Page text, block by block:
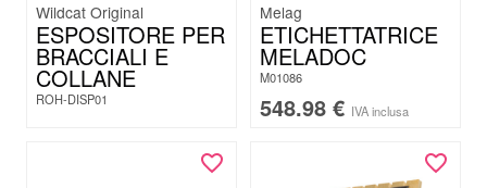
Wildcat Original
ESPOSITORE PER
BRACCIALI E
COLLANE
ROH-DISP01
Melag
ETICHETTATRICE
MELADOC
M01086
548.98 € IVA inclusa